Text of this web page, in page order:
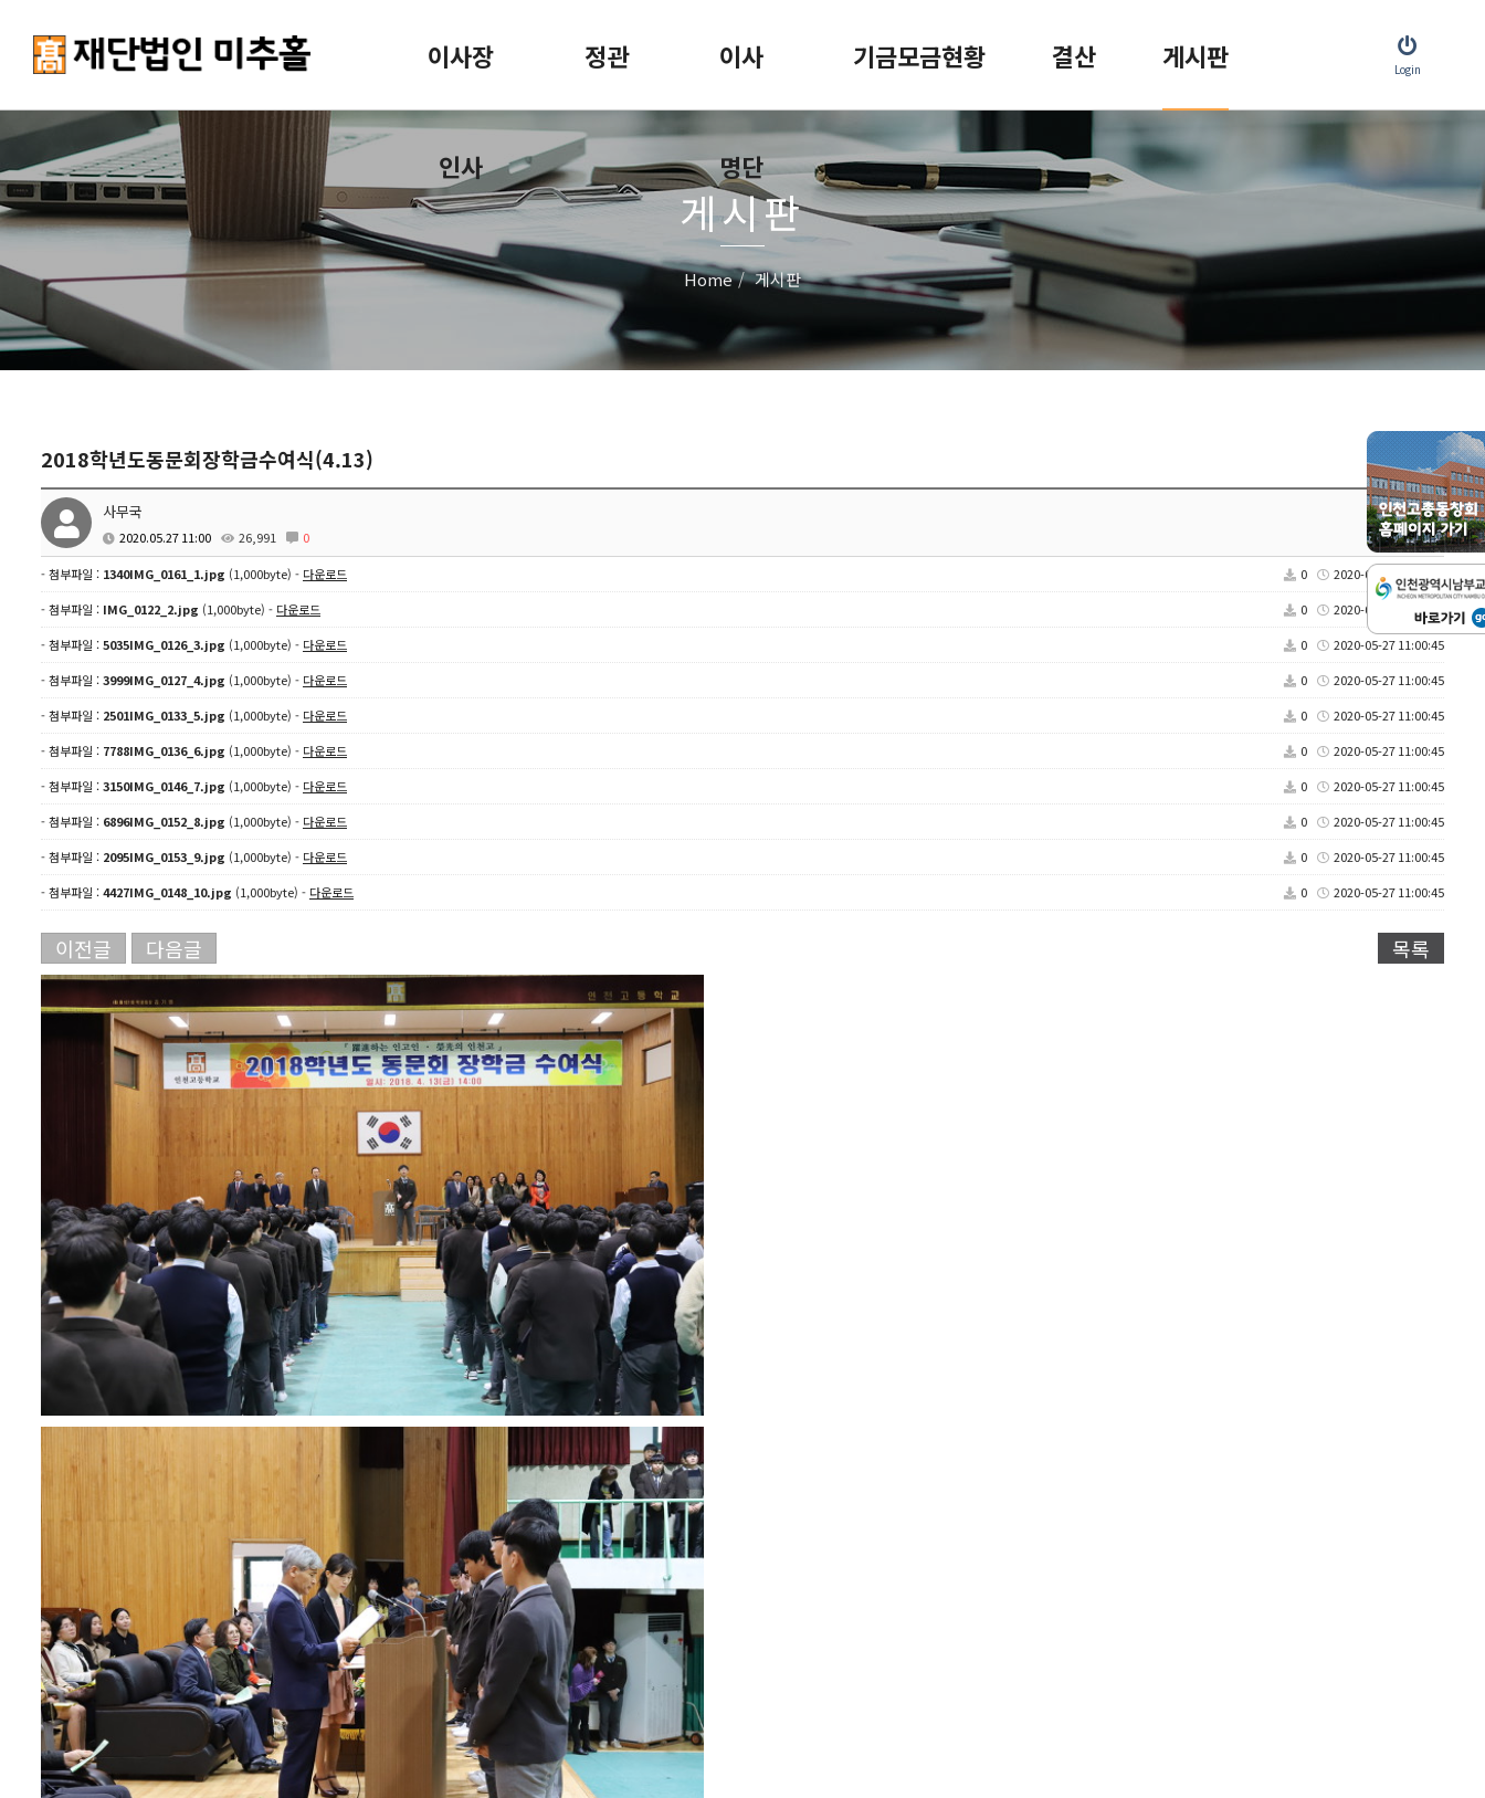
이사장
인사
정관 이사
명단
기금모금현황 결산 게시판 Login
게시판
Home 게시판
2018학년도동문회장학금수여식(4.13)
사무국
2020.05.27 11:00 26,991 0
- 첨부파일 : 1340IMG_0161_1.jpg (1,000byte) - 다운로드 0
2020-05-27 11:00:45
- 첨부파일 : IMG_0122_2.jpg (1,000byte) - 다운로드 0
2020-05-27 11:00:45
- 첨부파일 :5035IMG_0126_3.jpg (1,000byte) - 다운로드 0
2020-05-27 11:00:45
- 첨부파일 :3999IMG_0127_4.jpg (1,000byte) - 다운로드 0
2020-05-27 11:00:45
- 첨부파일 : 2501IMG_0133_5.jpg (1,000byte) - 다운로드 0
2020-05-27 11:00:45
- 첨부파일 : 7788IMG_0136_6.jpg (1,000byte) - 다운로드 0
2020-05-27 11:00:45
- 첨부파일 :3150IMG_0146_7.jpg (1,000byte) - 다운로드 0
2020-05-27 11:00:45
- 첨부파일 : 6896IMG_0152_8.jpg (1,000byte) - 다운로드 0
2020-05-27 11:00:45
- 첨부파일 : 2095IMG_0153_9.jpg (1,000byte) - 다운로드 0
2020-05-27 11:00:45
- 첨부파일 :4427IMG_0148_10.jpg (1,000byte) - 다운로드 0 2020-05-27 11:00:45
이전글 다음글 목록